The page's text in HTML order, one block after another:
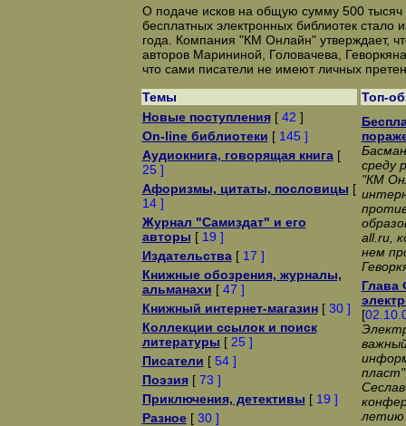
О подаче исков на общую сумму 500 тысяч
бесплатных электронных библиотек стало
года. Компания "КМ Онлайн" утверждает,
авторов Марининой, Головачева,
что сами писатели не имеют личных
Темы
Топ-
Новые поступления[ 42 ]
On-line библиотеки [ 145 ]
Аудиокнига, говорящая книга[
25 ]
Афоризмы, цитаты, пословицы [
14 ]
Журнал "Самиздат" и его
авторы [ 19 ]
Издательства[ 17 ]
Книжные обозрения, журналы,
альманахи [ 47 ]
Книжный интернет-магазин[ 30 ]
Коллекции ссылок и поиск
литературы [ 25 ]
Писатели [ 54 ]
Поэзия[ 73 ]
Приключения, детективы [ 19 ]
Разное[ 30 ]
среду
"КМ
all.ru,
нем
Глава
[
летию